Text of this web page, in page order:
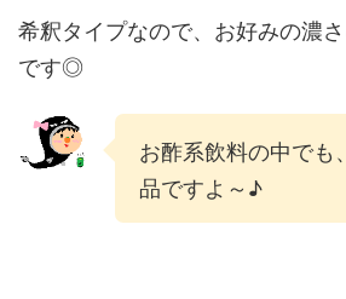
希釈タイプなので、お好みの濃
です◎
お酢系飲料の中でも
品ですよ～♪